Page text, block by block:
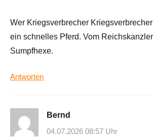
Wer Kriegsverbrecher
ein schnelles Pferd. Vom
Sumpfhexe.
Antworten
Bernd
04.07.2026 08:57 Uhr